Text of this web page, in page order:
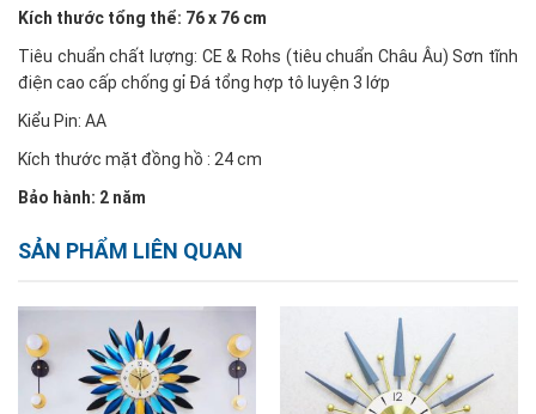
Kích thước tổng thể: 76 x 76 cm
Tiêu chuẩn chất lượng: CE & Rohs (tiêu chuẩn Châu Âu) Sơn tĩnh
điện cao cấp chống gỉ Đá tổng hợp tô luyện 3 lớp
Kiểu Pin: AA
Kích thước mặt đồng hồ : 24 cm
Bảo hành: 2 năm
SẢN PHẨM LIÊN QUAN